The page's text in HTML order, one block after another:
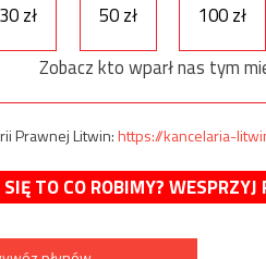
30 zł
50 zł 100 zł
Zobacz kto wparł nas tym
Prawnej Litwin:https://kancelaria-
TO CO ROBIMY?